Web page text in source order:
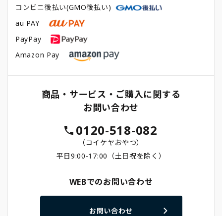
コンビニ後払い(GMO後払い)
au PAY
PayPay
Amazon Pay
商品・サービス・ご購入に関する
お問い合わせ
0120-518-082
（コイケヤおやつ）
平日9:00-17:00（土日祝を除く）
WEBでのお問い合わせ
お問い合わせ